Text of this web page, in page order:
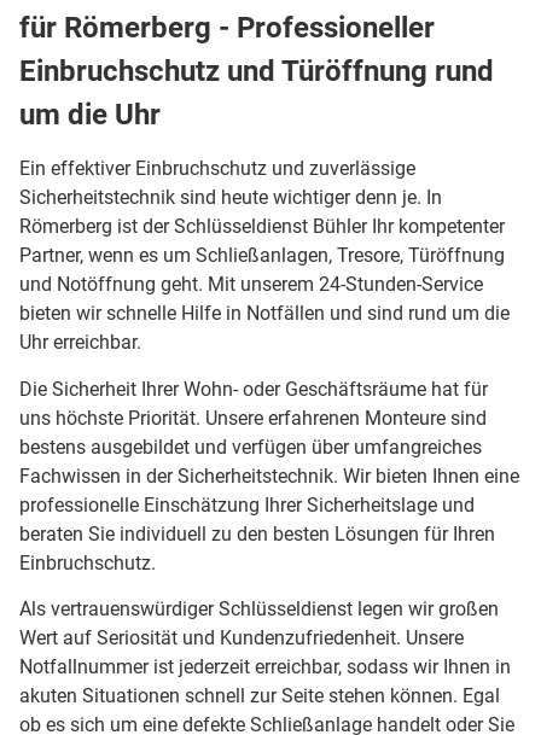
für Römerberg - Professioneller
Einbruchschutz und Türöffnung rund
um die Uhr
Ein effektiver Einbruchschutz und zuverlässige
Sicherheitstechnik sind heute wichtiger denn je. In
Römerberg ist der Schlüsseldienst Bühler Ihr kompetenter
Partner, wenn es um Schließanlagen, Tresore, Türöffnung
und Notöffnung geht. Mit unserem 24-Stunden-Service
bieten wir schnelle Hilfe in Notfällen und sind rund um die
Uhr erreichbar.
Die Sicherheit Ihrer Wohn- oder Geschäftsräume hat für
uns höchste Priorität. Unsere erfahrenen Monteure sind
bestens ausgebildet und verfügen über umfangreiches
Fachwissen in der Sicherheitstechnik. Wir bieten Ihnen eine
professionelle Einschätzung Ihrer Sicherheitslage und
beraten Sie individuell zu den besten Lösungen für Ihren
Einbruchschutz.
Als vertrauenswürdiger Schlüsseldienst legen wir großen
Wert auf Seriosität und Kundenzufriedenheit. Unsere
Notfallnummer ist jederzeit erreichbar, sodass wir Ihnen in
akuten Situationen schnell zur Seite stehen können. Egal
ob es sich um eine defekte Schließanlage handelt oder Sie